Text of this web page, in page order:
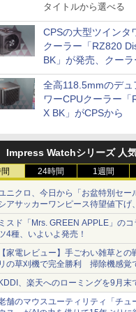
タイトルから選べる
CPSの大型ツインタ
クーラー「RZ820
BK」が発売、クーラ
プに5インチ液晶搭載
全高118.5mmのデュ
ワーCPUクーラー「
X BK」がCPSから
Impress Watchシリーズ 人
24時間 1週間
ニクロ、今日から「お盆特別セー
アサッカーワンピース待望値下げ
ョーツは1990円に
スド「Mrs. GREEN APPLE」のコ
4種、いよいよ発売！
家電レビュー】手ごわい雑草との
の草刈機で完全勝利 掃除機感覚
、楽天へのローミングを9月末
舗のマウスユーティリティ「チュ